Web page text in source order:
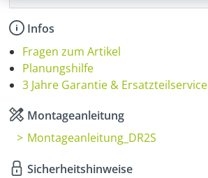
Infos
Fragen zum Artikel
Planungshilfe
3 Jahre Garantie & Ersatzteilservice
Montageanleitung
Montageanleitung_DR2S
Sicherheitshinweise